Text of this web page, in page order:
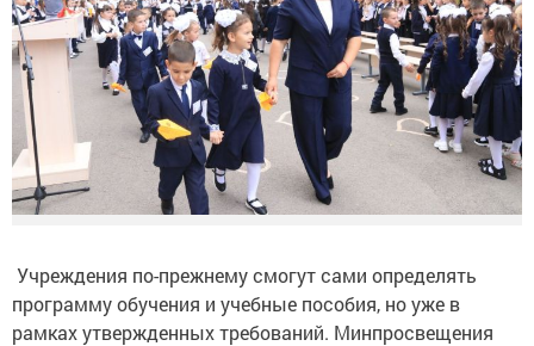
Учреждения по-прежнему смогут сами определять
программу обучения и учебные пособия, но уже в
рамках утвержденных требований. Минпросвещения